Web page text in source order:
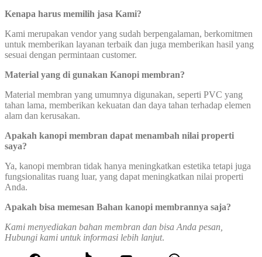
Kenapa harus memilih jasa Kami?
Kami merupakan vendor yang sudah berpengalaman, berkomitmen
untuk memberikan layanan terbaik dan juga memberikan hasil yang
sesuai dengan permintaan customer.
Material yang di gunakan Kanopi membran?
Material membran yang umumnya digunakan, seperti PVC yang
tahan lama, memberikan kekuatan dan daya tahan terhadap elemen
alam dan kerusakan.
Apakah kanopi membran dapat menambah nilai properti
saya?
Ya, kanopi membran tidak hanya meningkatkan estetika tetapi juga
fungsionalitas ruang luar, yang dapat meningkatkan nilai properti
Anda.
Apakah bisa memesan Bahan kanopi membrannya saja?
Kami menyediakan bahan membran dan bisa Anda pesan,
Hubungi kami untuk informasi lebih lanjut.